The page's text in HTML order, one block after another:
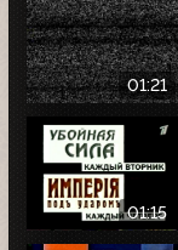
01:21
01:15